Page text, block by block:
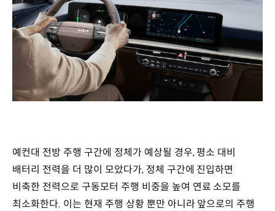
예컨대 전방 주행 구간에 정체가 예상될 경우, 평소 대비
배터리 전력을 더 많이 모았다가, 정체 구간에 진입하면
비축한 전력으로 구동모터 주행 비중을 높여 연료 소모를
최소화한다. 이는 현재 주행 상황 뿐만 아니라 앞으로의 주행